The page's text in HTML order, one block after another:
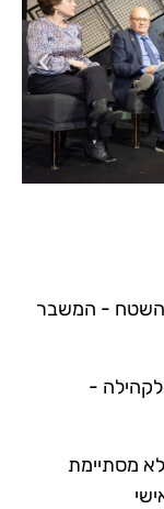
השטח - המשבר
לקהילה -
לא מסתיימת